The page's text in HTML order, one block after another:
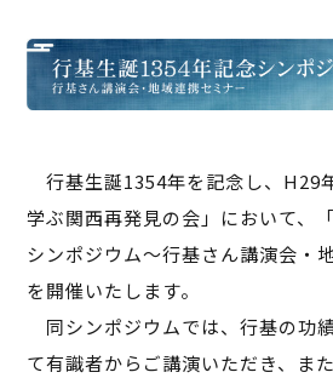
行基生誕1354年を記念し、H29
学ぶ関西再発見の会」において、
シンポジウム～行基さん講演会・
を開催いたします。
同シンポジウムでは、行基の功
て有識者からご講演いただき、ま